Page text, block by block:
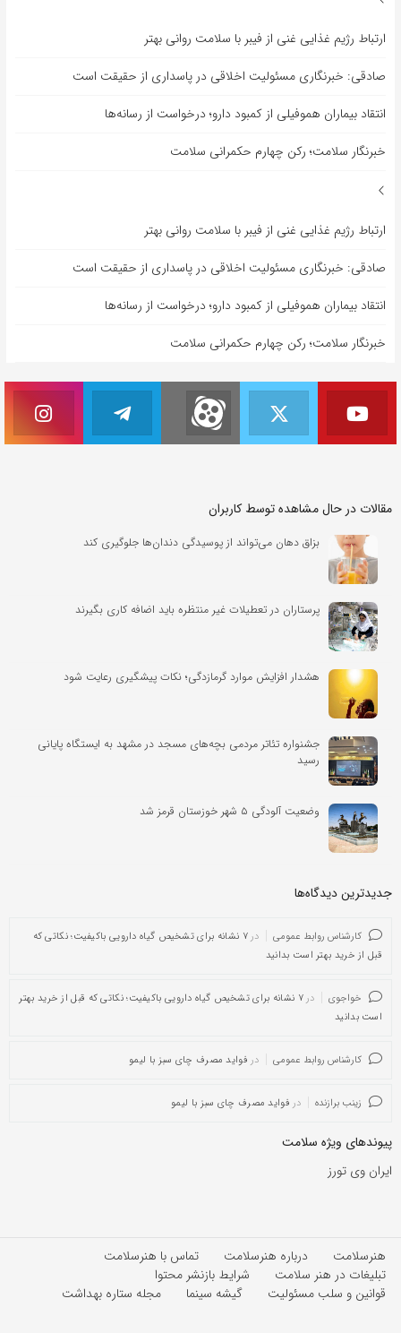
ارتباط رژیم غذایی غنی از فیبر با سلامت روانی بهتر
صادقی: خبرنگاری مسئولیت اخلاقی در پاسداری از حقیقت است
انتقاد بیماران هموفیلی از کمبود دارو؛ درخواست از رسانه‌ها
خبرنگار سلامت؛ رکن چهارم حکمرانی سلامت
ارتباط رژیم غذایی غنی از فیبر با سلامت روانی بهتر
صادقی: خبرنگاری مسئولیت اخلاقی در پاسداری از حقیقت است
انتقاد بیماران هموفیلی از کمبود دارو؛ درخواست از رسانه‌ها
خبرنگار سلامت؛ رکن چهارم حکمرانی سلامت
مقالات در حال مشاهده توسط کاربران
بزاق دهان می‌تواند از پوسیدگی دندان‌ها جلوگیری کند
پرستاران در تعطیلات غیر منتظره باید اضافه کاری بگیرند
هشدار افزایش موارد گرمازدگی؛ نکات پیشگیری رعایت شود
جشنواره تئاتر مردمی بچه‌های مسجد در مشهد به ایستگاه پایانی
رسید
وضعیت آلودگی ۵ شهر خوزستان قرمز شد
جدیدترین دیدگاه‌‌ها
کارشناس روابط عمومی در
۷ نشانه برای تشخیص گیاه دارویی باکیفیت؛ نکاتی که
قبل از خرید بهتر است بدانید
خواجوی در
۷ نشانه برای تشخیص گیاه دارویی باکیفیت؛ نکاتی که قبل از خرید بهتر
است بدانید
کارشناس روابط عمومی در فواید مصرف چای سبز با لیمو
زینب برازنده در فواید مصرف چای سبز با لیمو
پیوندهای ویژه سلامت
ایران وی تورز
هنرسلامت درباره هنرسلامت
تماس با هنرسلامت
تبلیغات در هنر سلامت
شرایط بازنشر محتوا
قوانین و سلب مسئولیت
گیشه سینما مجله ستاره بهداشت